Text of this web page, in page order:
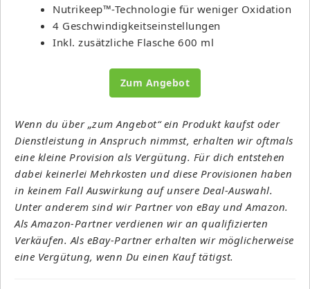
Nutrikeep™-Technologie für weniger Oxidation
4 Geschwindigkeitseinstellungen
Inkl. zusätzliche Flasche 600 ml
Zum Angebot
Wenn du über „zum Angebot“ ein Produkt kaufst oder
Dienstleistung in Anspruch nimmst, erhalten wir oftmals
eine kleine Provision als Vergütung. Für dich entstehen
dabei keinerlei Mehrkosten und diese Provisionen haben
in keinem Fall Auswirkung auf unsere Deal-Auswahl.
Unter anderem sind wir Partner von eBay und Amazon.
Als Amazon-Partner verdienen wir an qualifizierten
Verkäufen. Als eBay-Partner erhalten wir möglicherweise
eine Vergütung, wenn Du einen Kauf tätigst.